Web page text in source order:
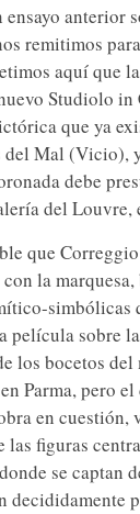
ensayo anterior
remitimos
aquí que
Studiolo in
que ya
del Mal
debe
del Louvre,
que
la
simbólicas
película sobre
los bocetos
Parma, pero
en cuestión,
las figuras
se captan
decididamente